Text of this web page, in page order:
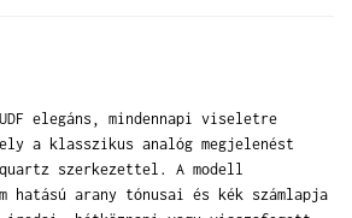
elegáns, mindennapi viseletre
a klasszikus analóg megjelenést
szerkezettel. A modell
hatású arany tónusai és kék számlapja